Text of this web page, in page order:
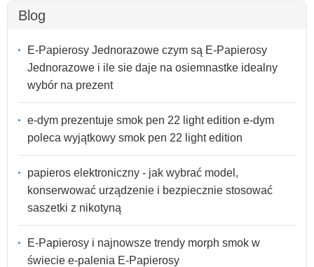
Blog
E-Papierosy Jednorazowe czym są E-Papierosy
Jednorazowe i ile sie daje na osiemnastke idealny
wybór na prezent
e-dym prezentuje smok pen 22 light edition e-dym
poleca wyjątkowy smok pen 22 light edition
papieros elektroniczny - jak wybrać model,
konserwować urządzenie i bezpiecznie stosować
saszetki z nikotyną
E-Papierosy i najnowsze trendy morph smok w
świecie e-palenia E-Papierosy